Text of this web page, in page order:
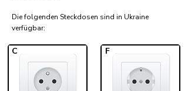
Die folgenden Steckdosen sind in Ukraine
verfügbar:​
C F